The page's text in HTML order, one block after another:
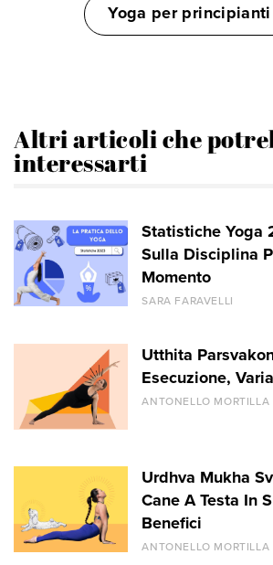
Yoga per principianti
Altri articoli che
interessarti
Statistiche Yoga
Sulla Disciplina
Momento
SARA FARAVELLI
Utthita
Esecuzione,
ANTONELLO MORTILLA
Urdhva Mukha
Cane A Testa In
Benefici
ANTONELLO MORTILLA